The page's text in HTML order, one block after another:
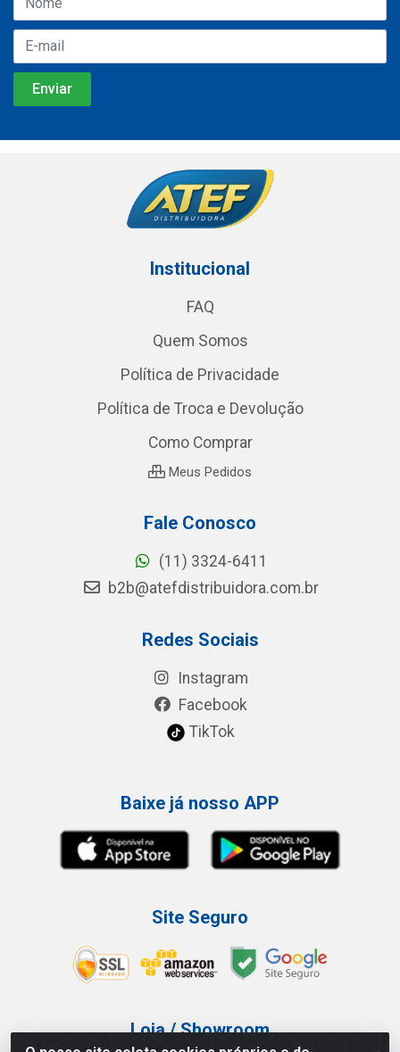
Institucional
FAQ
Quem Somos
Política de Privacidade
Política de Troca e Devolução
Como Comprar
Meus Pedidos
Fale Conosco
(11) 3324-6411
b2b@atefdistribuidora.com.br
Redes Sociais
Instagram
Facebook
TikTok
Baixe já nosso APP
Site Seguro
Loja / Showroom